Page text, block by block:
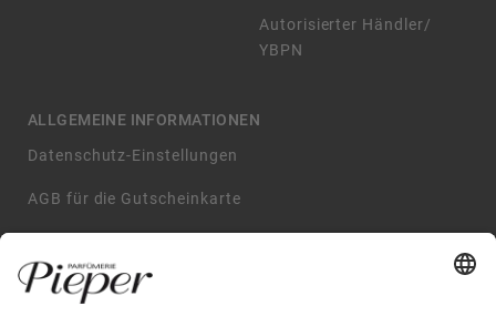
Autorisierter Händler/
YBPN
ALLGEMEINE INFORMATIONEN
Datenschutz-Einstellungen
AGB für die Gutscheinkarte
AGB